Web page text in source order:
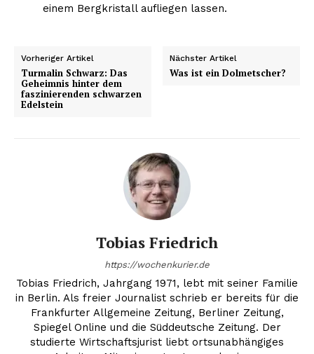
einem Bergkristall aufliegen lassen.
Vorheriger Artikel
Turmalin Schwarz: Das
Geheimnis hinter dem
faszinierenden schwarzen
Edelstein
Nächster Artikel
Was ist ein Dolmetscher?
Tobias Friedrich
https://wochenkurier.de
Tobias Friedrich, Jahrgang 1971, lebt mit seiner Familie
in Berlin. Als freier Journalist schrieb er bereits für die
Frankfurter Allgemeine Zeitung, Berliner Zeitung,
Spiegel Online und die Süddeutsche Zeitung. Der
studierte Wirtschaftsjurist liebt ortsunabhängiges